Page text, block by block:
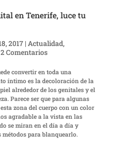
en Tenerife, luce tu
2017| Actualidad,
2 Comentarios
convertir en toda una
íntimo es la decoloración de la
alrededor de los genitales y el
Parece ser que para algunas
zona del cuerpo con un color
agradable a la vista en las
se miran en el día a día y
para blanquearlo.